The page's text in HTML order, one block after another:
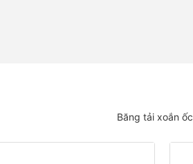
Băng tải xoắn ốc